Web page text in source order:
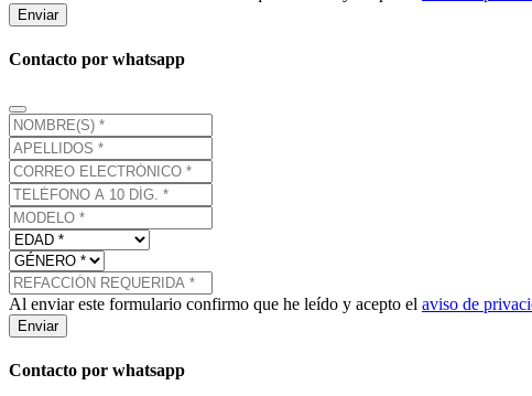
Enviar
Contacto por whatsapp
Al enviar este formulario confirmo que he leído y acepto el aviso de
Enviar
Contacto por whatsapp